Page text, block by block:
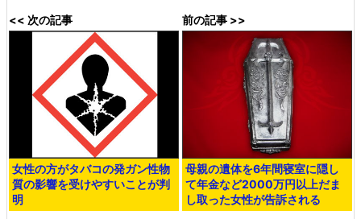
<< 次の記事
女性の方がタバコの発ガン性物
質の影響を受けやすいことが判
明
前の記事 >>
母親の遺体を6年間寝室に隠し
て年金など2000万円以上だま
し取った女性が告訴される